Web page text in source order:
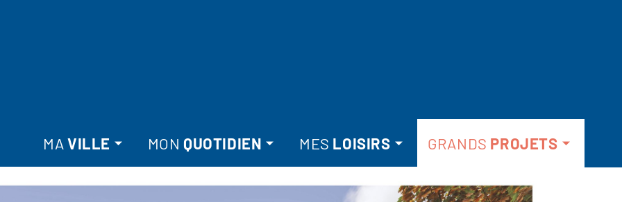
MA VILLE MON QUOTIDIEN MES LOISIRS GRANDS PROJETS